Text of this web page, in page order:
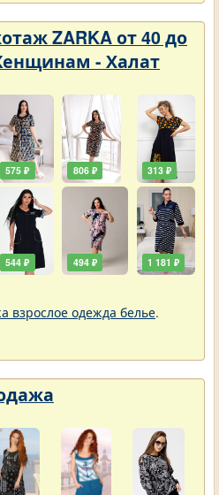
ZARKA от 40 до
- Халат
575 ₽
544 ₽
806 ₽
494 ₽
313 ₽
1 181 ₽
взрослое одежда белье.